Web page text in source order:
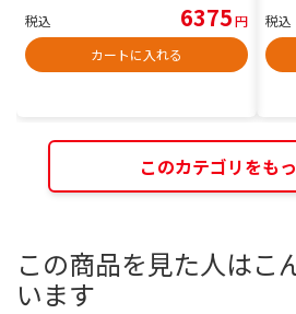
税込 6375円
カートに入れる
税込
このカテゴリをも
この商品を見た人はこ
います